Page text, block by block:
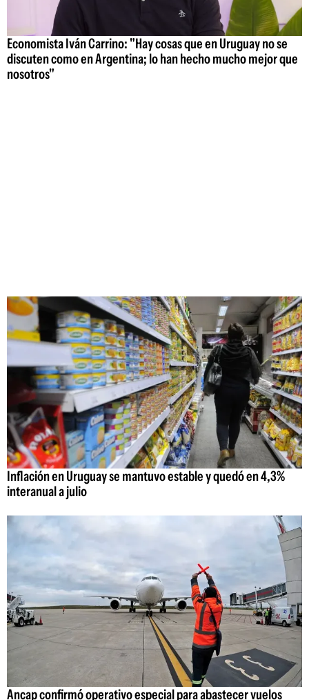
Economista Iván Carrino: "Hay cosas que en Uruguay no se
discuten como en Argentina; lo han hecho mucho mejor que
nosotros"
Inflación en Uruguay se mantuvo estable y quedó en 4,3%
interanual a julio
Ancap confirmó operativo especial para abastecer vuelos